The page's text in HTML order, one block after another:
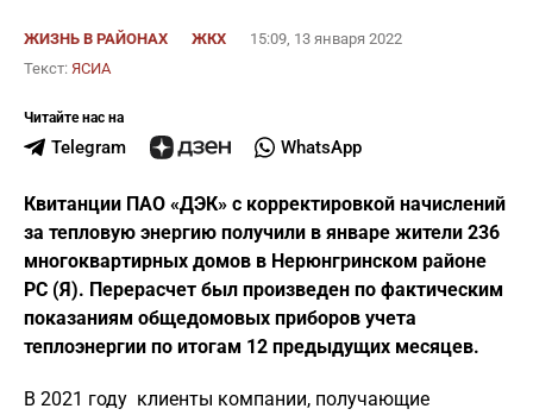
ЖИЗНЬ В РАЙОНАХ ЖКХ
15:09, 13 января 2022
Текст: ЯСИА
Читайте нас на
Telegram WhatsApp
Квитанции ПАО «ДЭК» с корректировкой начислений
за тепловую энергию получили в январе жители 236
многоквартирных домов в Нерюнгринском районе
РС (Я). Перерасчет был произведен по фактическим
показаниям общедомовых приборов учета
теплоэнергии по итогам 12 предыдущих месяцев.
В 2021 году клиенты компании, получающие